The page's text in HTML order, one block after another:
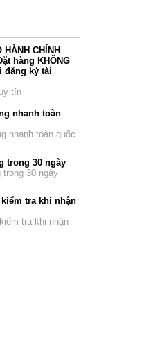
HÀNH CHÍNH
hàng KHÔNG
đăng ký tài
tín
nhanh toàn
nhanh toàn quốc
trong 30 ngày
trong 30 ngày
tra khi nhận
tra khi nhận